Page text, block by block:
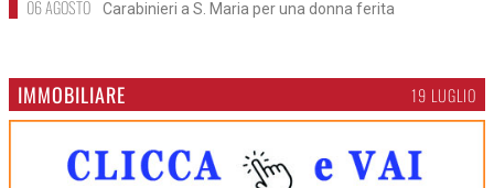
06 AGOSTO Carabinieri a S. Maria per una donna ferita
IMMOBILIARE 19 LUGLIO